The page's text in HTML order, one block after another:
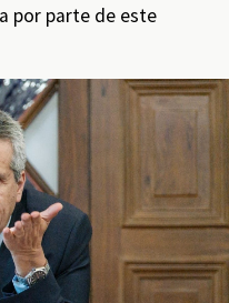
por parte de este